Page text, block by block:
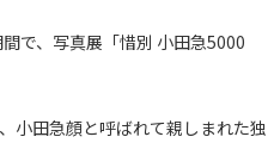
で、写真展「惜別 小田急5000
小田急顔と呼ばれて親しまれた独